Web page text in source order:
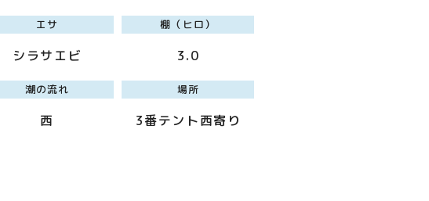
エサ
シラサエビ
棚（ヒロ）
3.0
潮の流れ
西
場所
3番テント西寄り